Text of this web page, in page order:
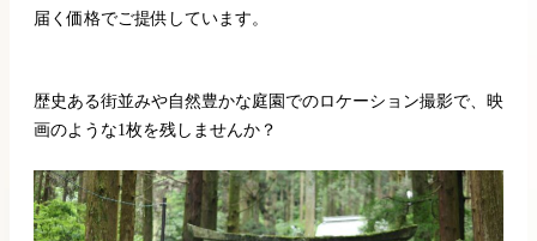
届く価格でご提供しています。
歴史ある街並みや自然豊かな庭園でのロケーション撮影で、映
画のような1枚を残しませんか？